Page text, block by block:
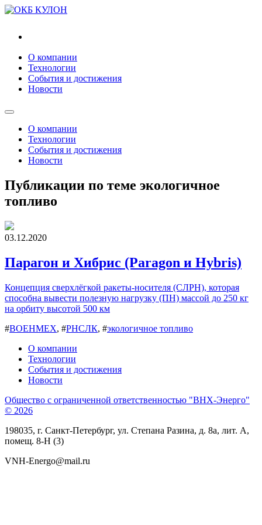
О компании
Технологии
События и достижения
Новости
О компании
Технологии
События и достижения
Новости
Публикации по теме экологичное
топливо
03.12.2020
Парагон и Хибрис (Paragon и Hybris)
Концепция сверхлёгкой ракеты-носителя (СЛРН), которая
способна вывести полезную нагрузку (ПН) массой до 250 кг
на орбиту высотой 500 км
#ВОЕНМЕХ, #РНСЛК, #экологичное топливо
О компании
Технологии
События и достижения
Новости
Общество с ограниченной ответственностью "ВНХ-Энерго"
© 2026
198035, г. Санкт-Петербург, ул. Степана Разина, д. 8а, лит. А,
помещ. 8-Н (3)
VNH-Energo@mail.ru